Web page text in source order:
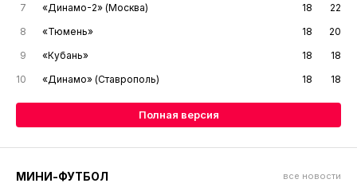
7
«Динамо-2» (Москва) 18
22
8
«Тюмень» 18
20
9
«Кубань» 18
18
10
«Динамо» (Ставрополь) 18 18
Полная версия
МИНИ-ФУТБОЛ все новости